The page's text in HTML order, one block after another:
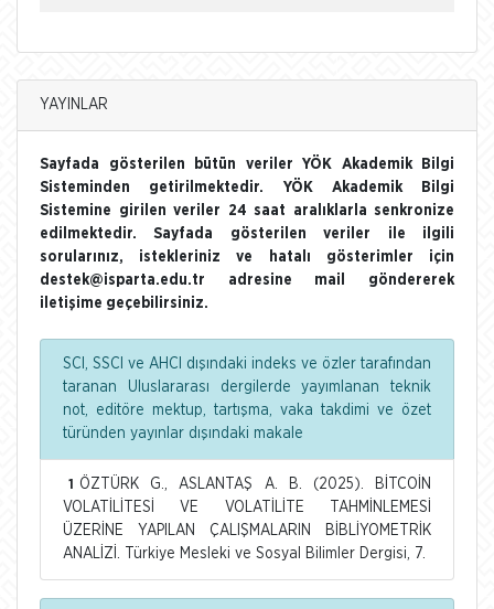
YAYINLAR
Sayfada gösterilen bütün veriler YÖK Akademik Bilgi
Sisteminden getirilmektedir. YÖK Akademik Bilgi
Sistemine girilen veriler 24 saat aralıklarla senkronize
edilmektedir. Sayfada gösterilen veriler ile ilgili
sorularınız, istekleriniz ve hatalı gösterimler için
destek@isparta.edu.tr adresine mail göndererek
iletişime geçebilirsiniz.
SCI, SSCI ve AHCI dışındaki indeks ve özler tarafından
taranan Uluslararası dergilerde yayımlanan teknik
not, editöre mektup, tartışma, vaka takdimi ve özet
türünden yayınlar dışındaki makale
1
ÖZTÜRK G., ASLANTAŞ A. B. (2025). BİTCOİN
VOLATİLİTESİ VE VOLATİLİTE TAHMİNLEMESİ
ÜZERİNE YAPILAN ÇALIŞMALARIN BİBLİYOMETRİK
ANALİZİ. Türkiye Mesleki ve Sosyal Bilimler Dergisi, 7.